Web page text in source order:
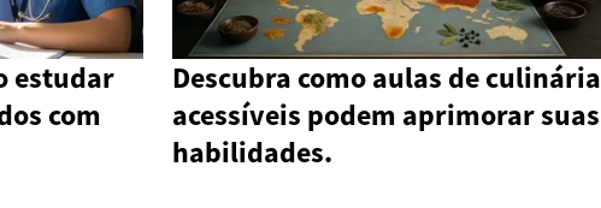
estudar
com
Descubra como aulas de culinária
acessíveis podem aprimorar suas
habilidades.